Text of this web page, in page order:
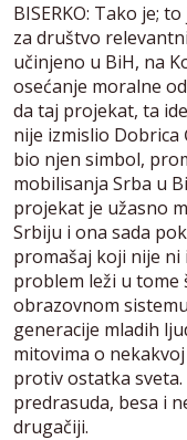
BISERKO: Tako je;
za društvo
učinjeno u BiH, na
osećanje moralne
da taj projekat, ta
nije izmislio Dobrica
bio njen simbol,
mobilisanja Srba u
projekat je užasno
Srbiju i ona sada
promašaj koji nije ni
problem leži u tome
obrazovnom
generacije mladih
mitovima o
protiv ostatka
predrasuda, besa i
drugačiji.